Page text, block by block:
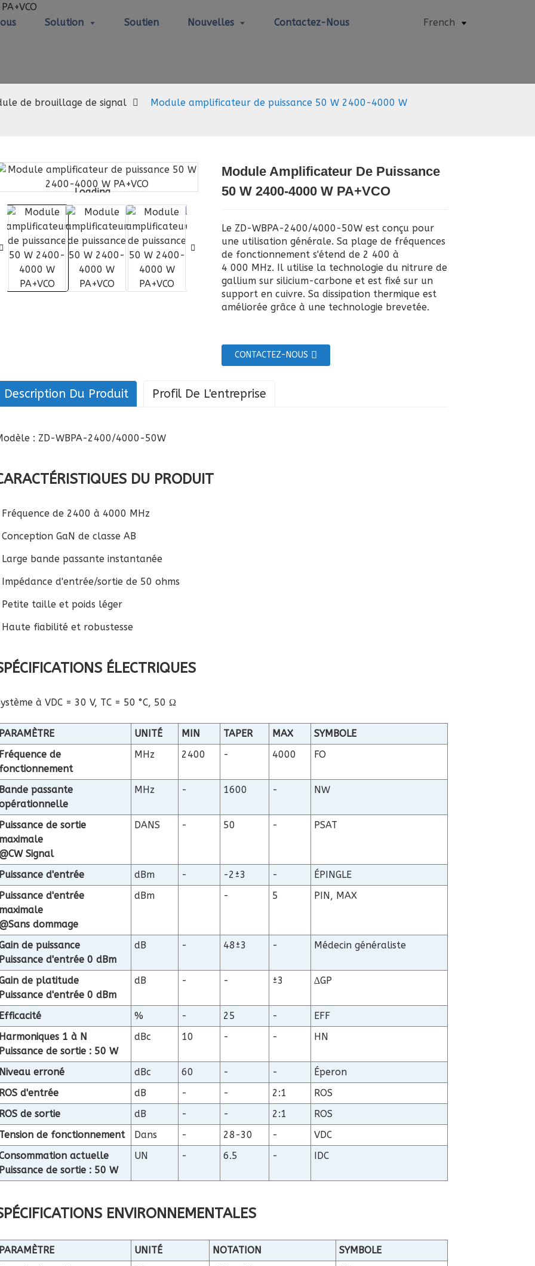
Solution Soutien Nouvelles Contactez-Nous French
de brouillage de signal
Module amplificateur de puissance 50 W 2400-4000 W
Loading...
Loading... Loading...
Loading...
Module Amplificateur De Puissance
50 W 2400-4000 W PA+VCO
Le ZD-WBPA-2400/4000-50W est conçu pour
une utilisation générale. Sa plage de fréquences
de fonctionnement s'étend de 2 400 à
4 000 MHz. Il utilise la technologie du nitrure de
gallium sur silicium-carbone et est fixé sur un
support en cuivre. Sa dissipation thermique est
améliorée grâce à une technologie brevetée.
CONTACTEZ-NOUS
Description Du Produit Profil De L'entreprise
: ZD-WBPA-2400/4000-50W
DU PRODUIT
Fréquence de 2400 à 4000 MHz
Conception GaN de classe AB
Large bande passante instantanée
Impédance d'entrée/sortie de 50 ohms
Petite taille et poids léger
Haute fiabilité et robustesse
ÉLECTRIQUES
à VDC = 30 V, TC = 50 °C, 50 Ω
PARAMÈTRE UNITÉ MIN TAPER MAX
SYMBOLE
Fréquence de
fonctionnement
MHz 2400 - 4000 FO
Bande passante
MHz - 1600 - NW
Puissance de sortie
maximale
Signal
DANS - 50 - PSAT
Puissance d'entrée dBm - -2±3 -
ÉPINGLE
Puissance d'entrée
maximale
dommage
dBm - 5 PIN, MAX
de puissance
Puissance d'entrée 0 dBm
dB - 48±3 - Médecin généraliste
de platitude
Puissance d'entrée 0 dBm
dB - - ±3 ∆GP
Efficacité % - 25 -
EFF
Harmoniques 1 à N
Puissance de sortie : 50 W
dBc 10 - - HN
Niveau erroné dBc 60 - -
Éperon
ROS d'entrée
dB - - 2:1
ROS
ROS de sortie
dB - - 2:1
ROS
Tension de fonctionnement
Dans - 28-30 -
VDC
actuelle
Puissance de sortie : 50 W
UN - 6.5 - IDC
ENVIRONNEMENTALES
PARAMÈTRE UNITÉ NOTATION
SYMBOLE